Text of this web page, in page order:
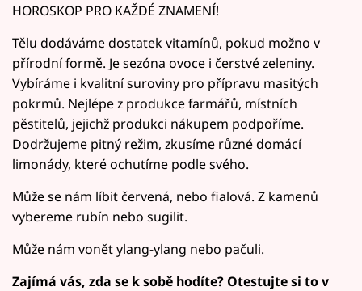
HOROSKOP PRO KAŽDÉ ZNAMENÍ!
Tělu dodáváme dostatek vitamínů, pokud možno v
přírodní formě. Je sezóna ovoce i čerstvé zeleniny.
Vybíráme i kvalitní suroviny pro přípravu masitých
pokrmů. Nejlépe z produkce farmářů, místních
pěstitelů, jejichž produkci nákupem podpoříme.
Dodržujeme pitný režim, zkusíme různé domácí
limonády, které ochutíme podle svého.
Může se nám líbit červená, nebo fialová. Z kamenů
vybereme rubín nebo sugilit.
Může nám vonět ylang-ylang nebo pačuli.
Zajímá vás, zda se k sobě hodíte? Otestujte si to v